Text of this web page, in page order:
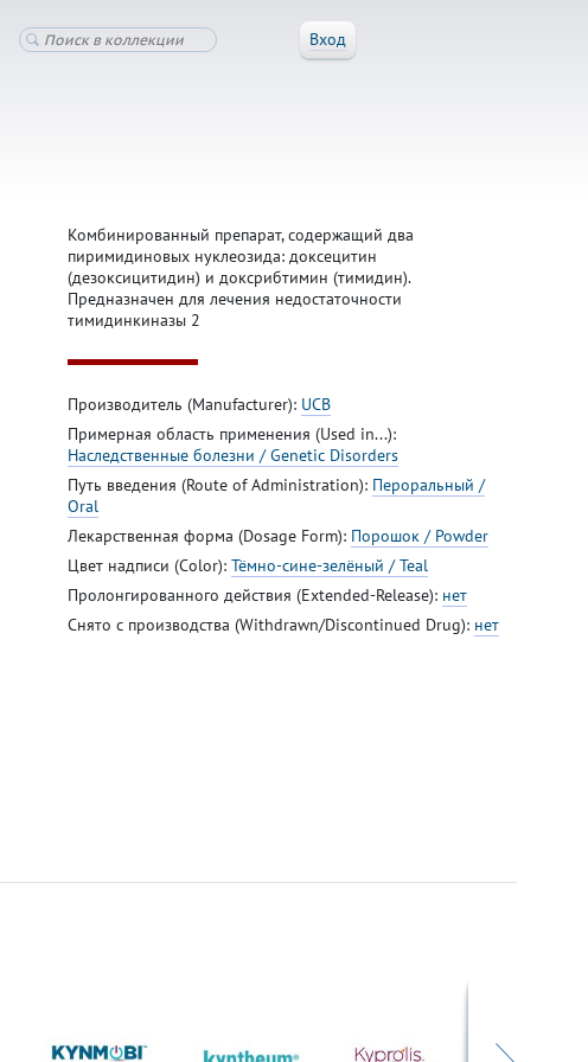
Вход
Комбинированный препарат, содержащий два
пиримидиновых нуклеозида: доксецитин
(дезоксицитидин) и доксрибтимин (тимидин).
Предназначен для лечения недостаточности
тимидинкиназы 2
Производитель (Manufacturer): UCB
Примерная область применения (Used in...):
Наследственные болезни / Genetic Disorders
Путь введения (Route of Administration): Пероральный /
Oral
Лекарственная форма (Dosage Form): Порошок / Powder
Цвет надписи (Color): Тёмно-сине-зелёный / Teal
Пролонгированного действия (Extended-Release): нет
Снято с производства (Withdrawn/Discontinued Drug): нет